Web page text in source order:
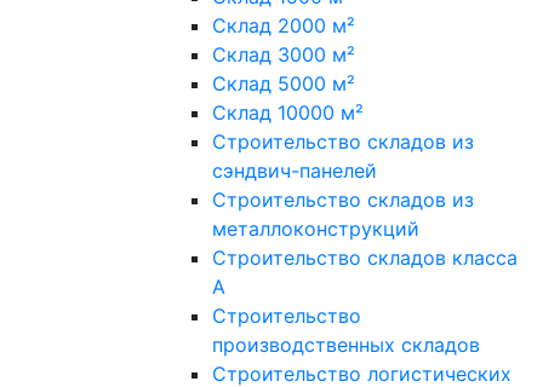
Склад 2000 м²
Склад 3000 м²
Склад 5000 м²
Склад 10000 м²
Строительство складов из
сэндвич-панелей
Строительство складов из
металлоконструкций
Строительство складов класса
А
Строительство
производственных складов
Строительство логистических